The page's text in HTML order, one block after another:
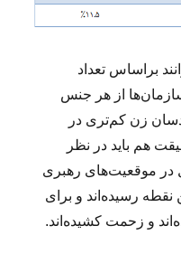
براساس تعداد
از هر جنس
زن کم‌تری در
هم باید در نظر
در موقعیت‌های رهبری
نقطه رسیده‌اند و برای
و زحمت کشیده‌اند.